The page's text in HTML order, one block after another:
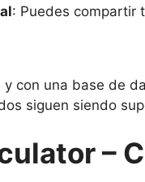
: Puedes compartir
con una base de
siguen siendo
–